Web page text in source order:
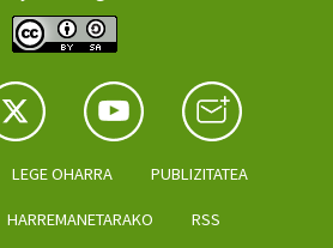
LEGE OHARRA PUBLIZITATEA
HARREMANETARAKO RSS